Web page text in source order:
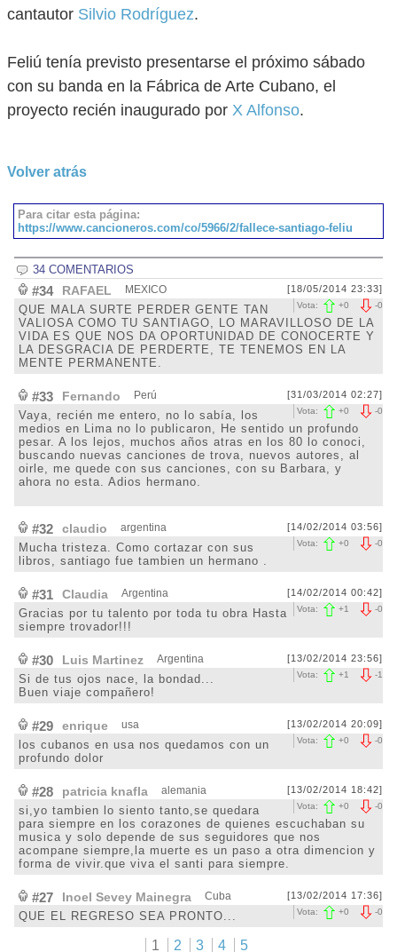
cantautor Silvio Rodríguez.
Feliú tenía previsto presentarse el próximo sábado
con su banda en la Fábrica de Arte Cubano, el
proyecto recién inaugurado por X Alfonso.
Volver atrás
Para citar esta página:
https://www.cancioneros.com/co/5966/2/fallece-santiago-feliu
34 COMENTARIOS
#34 RAFAEL MEXICO [18/05/2014 23:33]
-0
Vota: +0
QUE MALA SURTE PERDER GENTE TAN
VALIOSA COMO TU SANTIAGO, LO MARAVILLOSO DE LA
VIDA ES QUE NOS DA OPORTUNIDAD DE CONOCERTE Y
LA DESGRACIA DE PERDERTE, TE TENEMOS EN LA
MENTE PERMANENTE.
#33 Fernando Perú [31/03/2014 02:27]
-0
Vota: +0
Vaya, recién me entero, no lo sabía, los
medios en Lima no lo publicaron, He sentido un profundo
pesar. A los lejos, muchos años atras en los 80 lo conoci,
buscando nuevas canciones de trova, nuevos autores, al
oirle, me quede con sus canciones, con su Barbara, y
ahora no esta. Adios hermano.
#32 claudio argentina [14/02/2014 03:56]
-0
Vota: +0
Mucha tristeza. Como cortazar con sus
libros, santiago fue tambien un hermano .
#31 Claudia Argentina [14/02/2014 00:42]
-0
Vota: +1
Gracias por tu talento por toda tu obra Hasta
siempre trovador!!!
#30 Luis Martinez Argentina [13/02/2014 23:56]
-1
Vota: +1
Si de tus ojos nace, la bondad...
Buen viaje compañero!
#29 enrique usa [13/02/2014 20:09]
-0
Vota: +0
los cubanos en usa nos quedamos con un
profundo dolor
#28 patricia knafla alemania [13/02/2014 18:42]
-0
Vota: +0
si,yo tambien lo siento tanto,se quedara
para siempre en los corazones de quienes escuchaban su
musica y solo depende de sus seguidores que nos
acompane siempre,la muerte es un paso a otra dimencion y
forma de vivir.que viva el santi para siempre.
#27 Inoel Sevey Mainegra Cuba [13/02/2014 17:36]
-0
Vota: +0
QUE EL REGRESO SEA PRONTO...
1 2 3 4 5